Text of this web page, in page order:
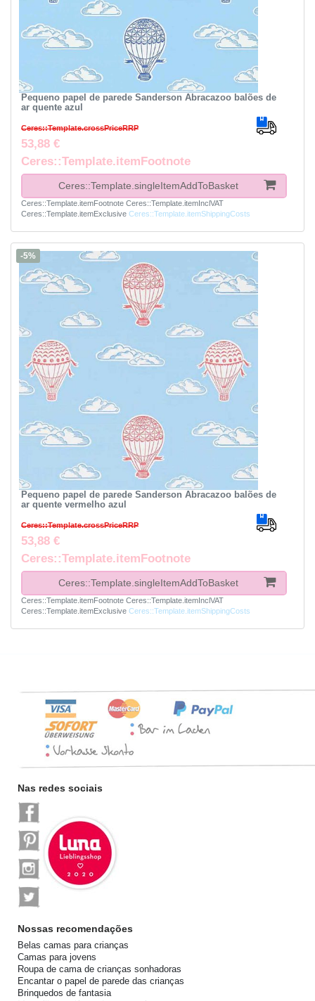
Pequeno papel de parede Sanderson Abracazoo balões de
ar quente azul
Ceres::Template.crossPriceRRP
53,88 €
Ceres::Template.itemFootnote
Ceres::Template.singleItemAddToBasket
Ceres::Template.itemFootnote Ceres::Template.itemInclVAT
Ceres::Template.itemExclusive Ceres::Template.itemShippingCosts
-5%
Pequeno papel de parede Sanderson Abracazoo balões de
ar quente vermelho azul
Ceres::Template.crossPriceRRP
53,88 €
Ceres::Template.itemFootnote
Ceres::Template.singleItemAddToBasket
Ceres::Template.itemFootnote Ceres::Template.itemInclVAT
Ceres::Template.itemExclusive Ceres::Template.itemShippingCosts
Nas redes sociais
Nossas recomendações
Belas camas para crianças
Camas para jovens
Roupa de cama de crianças sonhadoras
Encantar o papel de parede das crianças
Brinquedos de fantasia